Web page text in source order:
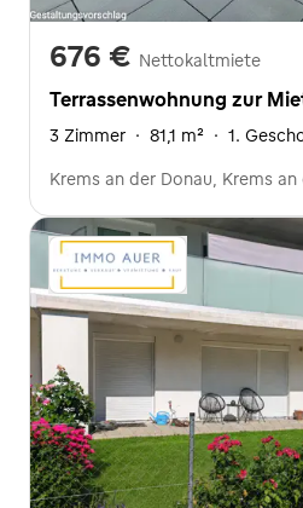
676 € Nettokaltmiete
Terrassenwohnung zur
3 Zimmer · 81,1 m² · 1.
Krems an der Donau, Krems